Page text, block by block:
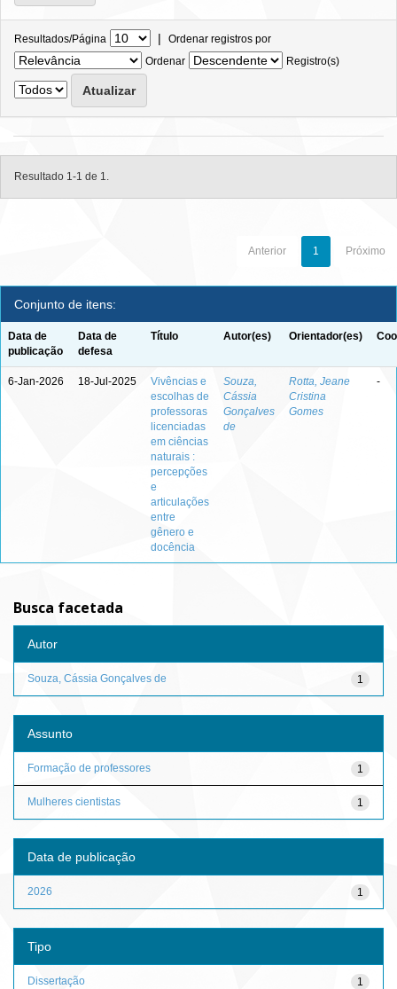
Resultados/Página | Ordenar registros por
Ordenar
Registro(s)
Resultado 1-1 de 1.
Anterior 1 Próximo
Conjunto de itens:
Data de
publicação
Data de
defesa
Título Autor(es) Orientador(es)
6-Jan-2026 18-Jul-2025
Vivências e
escolhas de
professoras
licenciadas
em ciências
naturais :
percepções
e
articulações
entre
gênero e
docência
Souza,
Cássia
Gonçalves
de
Rotta, Jeane
Cristina
Gomes
-
Busca facetada
Autor
1
Souza, Cássia Gonçalves de
Assunto
1
Formação de professores
1
Mulheres cientistas
Data de publicação
1
2026
Tipo
1
Dissertação